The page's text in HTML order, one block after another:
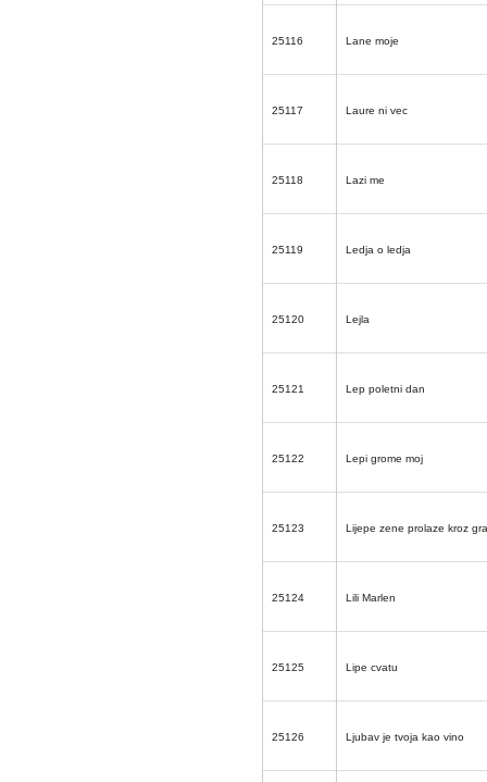
25116 Lane moje
25117 Laure ni vec
25118 Lazi me
25119 Ledja o ledja
25120 Lejla
25121 Lep poletni dan
25122 Lepi grome moj
25123 Lijepe zene prolaze kroz
25124 Lili Marlen
25125 Lipe cvatu
25126 Ljubav je tvoja kao vino